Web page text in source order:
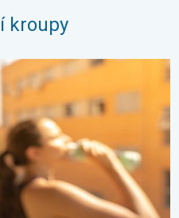
kroupy
Tropické teploty. . .